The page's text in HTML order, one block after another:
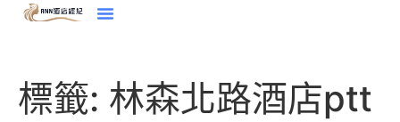
標籤: 林森北路酒店ptt